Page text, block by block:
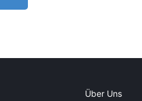
Über Uns